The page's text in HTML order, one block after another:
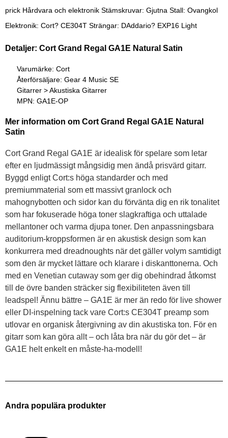
prick Hårdvara och elektronik Stämskruvar: Gjutna Stall: Ovangkol
Elektronik: Cort? CE304T Strängar: DAddario? EXP16 Light
Detaljer: Cort Grand Regal GA1E Natural Satin
Varumärke: Cort
Återförsäljare: Gear 4 Music SE
Gitarrer > Akustiska Gitarrer
MPN: GA1E-OP
Mer information om Cort Grand Regal GA1E Natural
Satin
Cort Grand Regal GA1E är idealisk för spelare som letar
efter en ljudmässigt mångsidig men ändå prisvärd gitarr.
Byggd enligt Cort:s höga standarder och med
premiummaterial som ett massivt granlock och
mahognybotten och sidor kan du förvänta dig en rik tonalitet
som har fokuserade höga toner slagkraftiga och uttalade
mellantoner och varma djupa toner. Den anpassningsbara
auditorium-kroppsformen är en akustisk design som kan
konkurrera med dreadnoughts när det gäller volym samtidigt
som den är mycket lättare och klarare i diskanttonerna. Och
med en Venetian cutaway som ger dig obehindrad åtkomst
till de övre banden sträcker sig flexibiliteten även till
leadspel! Ännu bättre – GA1E är mer än redo för live shower
eller DI-inspelning tack vare Cort:s CE304T preamp som
utlovar en organisk återgivning av din akustiska ton. För en
gitarr som kan göra allt – och låta bra när du gör det – är
GA1E helt enkelt en måste-ha-modell!
Andra populära produkter